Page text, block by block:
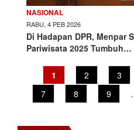
NASIONAL
RABU, 4 PEB 2026
Di Hadapan DPR, Menpar
Pariwisata 2025 Tumbuh…
PaginationCurrent
page
1 Page
2 Page
3
Page
7 Page
8 Page
9